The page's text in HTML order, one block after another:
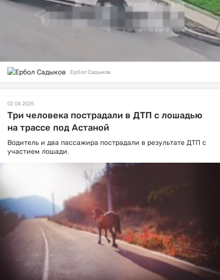
Ербол Садыков
02.04.2026
Три человека пострадали в ДТП с лошадью
на трассе под Астаной
Водитель и два пассажира пострадали в результате ДТП с
участием лошади.